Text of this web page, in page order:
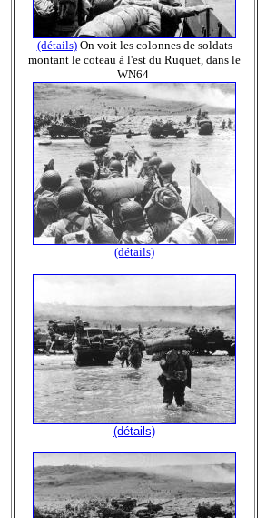
(détails)On voit les colonnes de soldats
montant le coteau à l'est du Ruquet, dans le
WN64
(détails)
(détails)